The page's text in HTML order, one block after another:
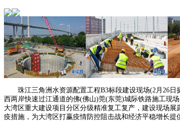
珠江三角洲水资源配置工程B3标段建设现场(2月26日
西两岸快速过江通道的佛(佛山)莞(东莞)城际铁路施工现
大湾区重大建设项目分区分级精准复工复产，建设现场
疫措施，为大湾区打赢疫情防控阻击战和经济平稳增长提